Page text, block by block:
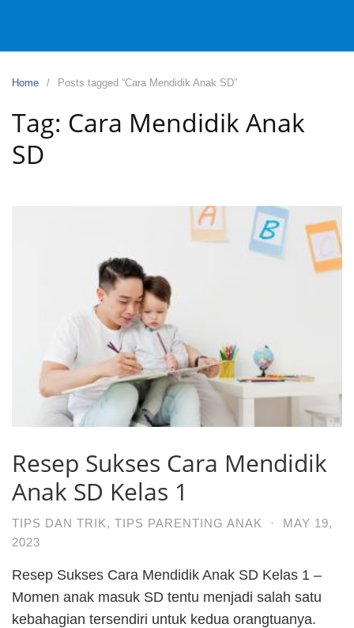
Home Posts tagged “Cara Mendidik Anak SD”
Tag: Cara Mendidik Anak
SD
Resep Sukses Cara Mendidik
Anak SD Kelas 1
TIPS DAN TRIK, TIPS PARENTING ANAK ·
MAY 19,
2023
Resep Sukses Cara Mendidik Anak SD Kelas 1 –
Momen anak masuk SD tentu menjadi salah satu
kebahagian tersendiri untuk kedua orangtuanya.